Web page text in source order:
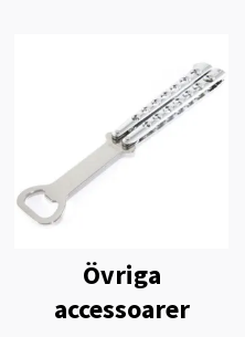
Övriga
accessoarer